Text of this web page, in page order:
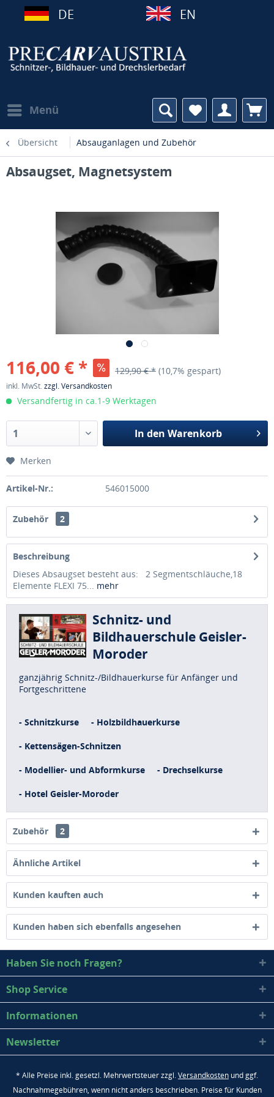
DE EN
Menü
Übersicht Absauganlagen und Zubehör
Absaugset, Magnetsystem
116,00 € * 129,90 € * (10,7% gespart)
inkl. MwSt.zzgl. Versandkosten
Versandfertig in ca.1-9 Werktagen
In den Warenkorb
Merken
Artikel-Nr.: 546015000
Zubehör 2
Beschreibung
Dieses Absaugset besteht aus: 2 Segmentschläuche,18
Elemente FLEXI 75... mehr
Schnitz- und
Bildhauerschule Geisler-
Moroder
ganzjährig Schnitz-/Bildhauerkurse für Anfänger und
Fortgeschrittene
- Schnitzkurse - Holzbildhauerkurse
- Kettensägen-Schnitzen
- Modellier- und Abformkurse - Drechselkurse
- Hotel Geisler-Moroder
Zubehör 2
Ähnliche Artikel
Kunden kauften auch
Kunden haben sich ebenfalls angesehen
Haben Sie noch Fragen?
Shop Service
Informationen
Newsletter
* Alle Preise inkl. gesetzl. Mehrwertsteuer zzgl.Versandkosten und ggf.
Nachnahmegebühren, wenn nicht anders beschrieben. Preise für Kunden